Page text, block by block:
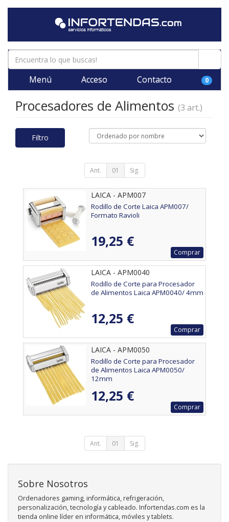
Menú Acceso Contacto 0
Procesadores de Alimentos (3 art.)
Filtro
Ant. 01 Sig.
LAICA - APM007
Rodillo de Corte Laica APM007/
Formato Ravioli
19,25 €
Comprar
LAICA - APM0040
Rodillo de Corte para Procesador
de Alimentos Laica APM0040/ 4mm
12,25 €
Comprar
LAICA - APM0050
Rodillo de Corte para Procesador
de Alimentos Laica APM0050/
12mm
12,25 €
Comprar
Ant. 01 Sig.
Sobre Nosotros
Ordenadores gaming, informática, refrigeración,
personalización, tecnología y cableado. Infortendas.com es la
tienda online líder en informática, móviles y tablets.